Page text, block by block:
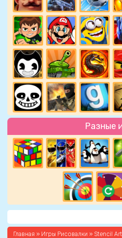
Разные
Главная » Игры Рисовалки » Stencil